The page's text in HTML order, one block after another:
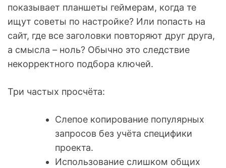
показывает планшеты геймерам, когда те
ищут советы по настройке? Или попасть на
сайт, где все заголовки повторяют друг друга,
а смысла – ноль? Обычно это следствие
некорректного подбора ключей.
Три частых просчёта:
Слепое копирование популярных
запросов без учёта специфики
проекта.
Использование слишком общих